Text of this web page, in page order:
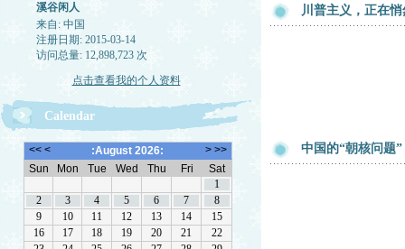
溪谷闲人
来自: 中国
注册日期: 2015-03-14
访问总量: 12,898,723 次
点击查看我的个人资料
Calendar
川普主义，正在
中国的“朝核问题